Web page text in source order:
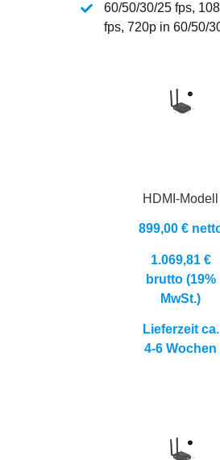
60/50/30/25 fps,
fps, 720p in 60/50/
HDMI-Modell
899,00 €
1.069,81 €
brutto (19%
MwSt.)
Lieferzeit ca.
4-6 Wochen